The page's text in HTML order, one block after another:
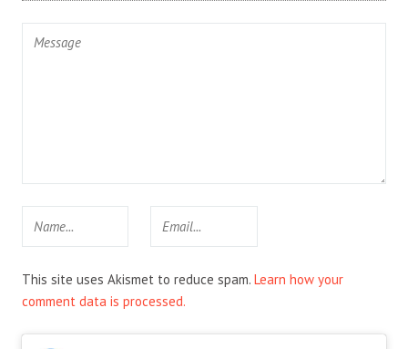
This site uses Akismet to reduce spam. Learn how your
comment data is processed.